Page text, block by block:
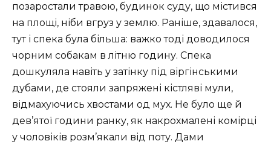
позаростали травою, будинок суду, що містився
на площі, ніби вгруз у землю. Раніше, здавалося,
тут і спека була більша: важко тоді доводилося
чорним собакам в літню годину. Спека
дошкуляла навіть у затінку під віргінськими
дубами, де стояли запряжені кістляві мули,
відмахуючись хвостами од мух. Не було ще й
дев’ятої години ранку, як накрохмалені комірці
у чоловіків розм’якали від поту. Дами